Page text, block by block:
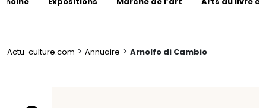
Actu-culture.com > Annuaire > Arnolfo di Cambio